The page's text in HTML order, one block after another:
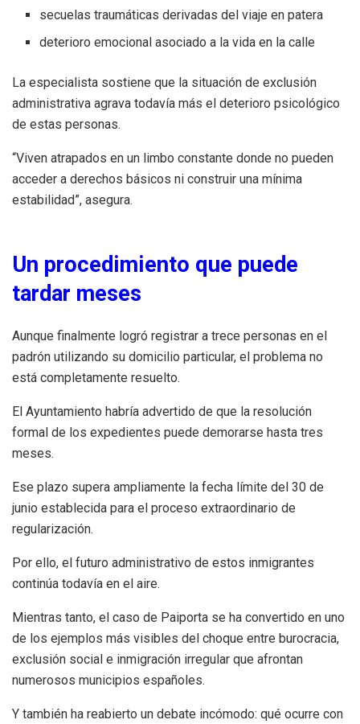
secuelas traumáticas derivadas del viaje en patera
deterioro emocional asociado a la vida en la calle
La especialista sostiene que la situación de exclusión
administrativa agrava todavía más el deterioro psicológico
de estas personas.
“Viven atrapados en un limbo constante donde no pueden
acceder a derechos básicos ni construir una mínima
estabilidad”, asegura.
Un procedimiento que puede
tardar meses
Aunque finalmente logró registrar a trece personas en el
padrón utilizando su domicilio particular, el problema no
está completamente resuelto.
El Ayuntamiento habría advertido de que la resolución
formal de los expedientes puede demorarse hasta tres
meses.
Ese plazo supera ampliamente la fecha límite del 30 de
junio establecida para el proceso extraordinario de
regularización.
Por ello, el futuro administrativo de estos inmigrantes
continúa todavía en el aire.
Mientras tanto, el caso de Paiporta se ha convertido en uno
de los ejemplos más visibles del choque entre burocracia,
exclusión social e inmigración irregular que afrontan
numerosos municipios españoles.
Y también ha reabierto un debate incómodo: qué ocurre con